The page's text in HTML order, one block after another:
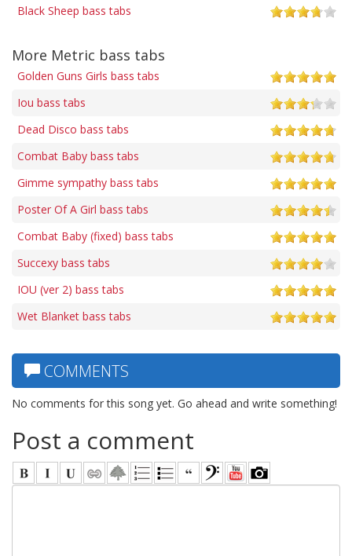
Black Sheep bass tabs
More Metric bass tabs
Golden Guns Girls bass tabs
Iou bass tabs
Dead Disco bass tabs
Combat Baby bass tabs
Gimme sympathy bass tabs
Poster Of A Girl bass tabs
Combat Baby (fixed) bass tabs
Succexy bass tabs
IOU (ver 2) bass tabs
Wet Blanket bass tabs
COMMENTS
No comments for this song yet. Go ahead and write something!
Post a comment